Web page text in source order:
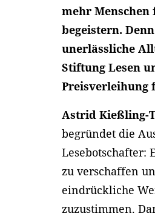
mehr
begeistern.
unerlässliche
Stiftung Lesen
Preisverleihung
Astrid Kießling-
begründet die
Lesebotschafter:
zu verschaffen
eindrückliche
zuzustimmen.